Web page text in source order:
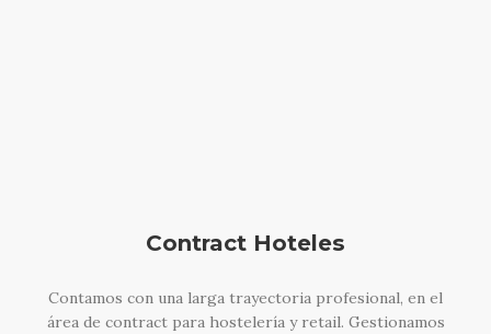
Contract Hoteles
Contamos con una larga trayectoria profesional, en el
área de contract para hostelería y retail. Gestionamos